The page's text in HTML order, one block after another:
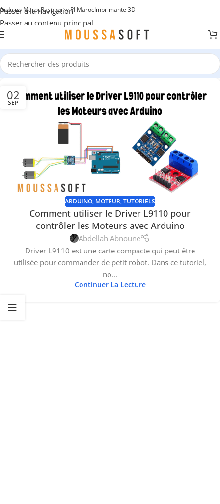
Passer à la navigation
Passer au contenu principal
Arduino MarocRaspberry PI MarocImprimante 3D
02
SEP
ARDUINO, MOTEUR,TUTORIELS
Comment utiliser le Driver L9110 pour
contrôler les Moteurs avec Arduino
Abdellah Abnoune
Driver L9110 est une carte compacte qui peut être
utilisée pour commander de petit robot. Dans ce tutoriel,
no...
Continuer La Lecture